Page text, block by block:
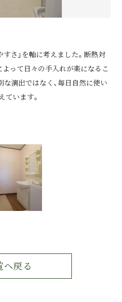
すさ」を軸に考えました。断熱対
って日々の手入れが楽になるこ
演出ではなく、毎日自然に使い
ています。
へ戻る